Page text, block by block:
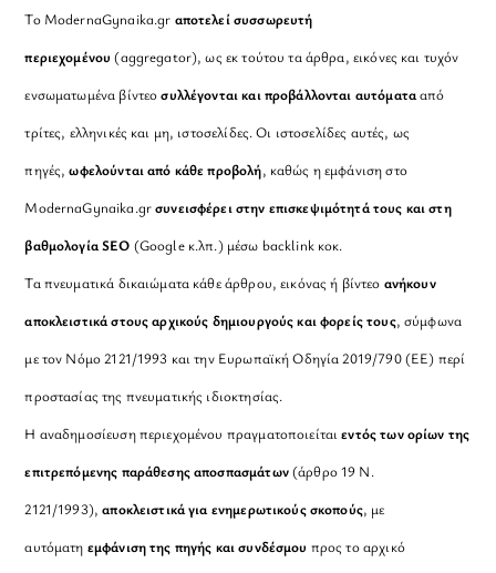
Το ModernaGynaika.gr αποτελεί συσσωρευτή
περιεχομένου (aggregator), ως εκ τούτου τα άρθρα, εικόνες και τυχόν
ενσωματωμένα βίντεοσυλλέγονται και προβάλλονται αυτόματααπό
τρίτες, ελληνικές και μη, ιστοσελίδες. Οι ιστοσελίδες αυτές, ως
πηγές,ωφελούνται από κάθε προβολή, καθώς η εμφάνιση στο
ModernaGynaika.grσυνεισφέρει στην επισκεψιμότητά τους και στη
βαθμολογία SEO (Google κ.λπ.) μέσω backlink κοκ.
Τα πνευματικά δικαιώματα κάθε άρθρου, εικόνας ή βίντεο ανήκουν
αποκλειστικά στους αρχικούς δημιουργούς και φορείς τους, σύμφωνα
με τον Νόμο 2121/1993 και την Ευρωπαϊκή Οδηγία 2019/790 (ΕΕ) περί
προστασίας της πνευματικής ιδιοκτησίας.
Η αναδημοσίευση περιεχομένου πραγματοποιείταιεντός των ορίων της
επιτρεπόμενης παράθεσης αποσπασμάτων(άρθρο 19 Ν.
2121/1993), αποκλειστικά για ενημερωτικούς σκοπούς, με
αυτόματη εμφάνιση της πηγής και συνδέσμου προς το αρχικό